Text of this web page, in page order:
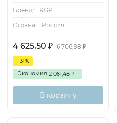
Бренд:
RGP
Страна:
Россия
4 625,50 ₽ 6 706,98₽
- 31%
Экономия 2 081,48 ₽
В корзину